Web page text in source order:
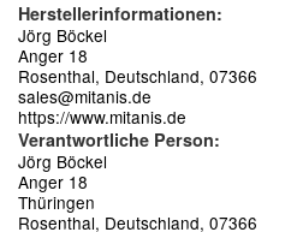
Herstellerinformationen:
Jörg Böckel
Anger 18
Rosenthal, Deutschland, 07366
sales@mitanis.de
https://www.mitanis.de
Verantwortliche Person:
Jörg Böckel
Anger 18
Thüringen
Rosenthal, Deutschland, 07366